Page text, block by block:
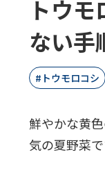
トウ
ない手
トウモロコシ
鮮やかな黄
気の夏野菜で